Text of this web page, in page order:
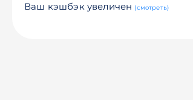
Ваш кэшбэк увеличен (смотреть)